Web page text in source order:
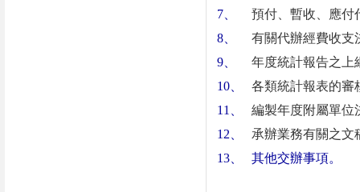
7
預付、暫收、應付
8
有關代辦經費收支
9
年度統計報告之上
10
各類統計報表的審
11
編製年度附屬單位
12
承辦業務有關之文
13
其他交辦事項。